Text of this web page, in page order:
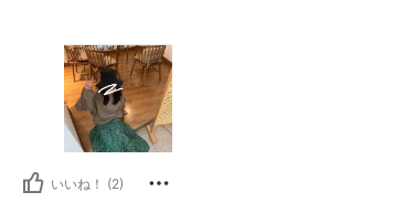
いいね！ (2)